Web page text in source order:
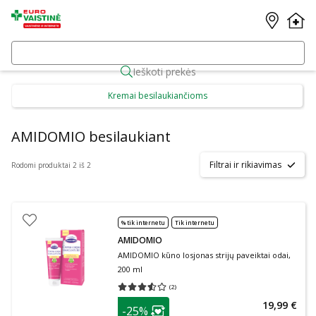
Ieškoti prekės
Kremai besilaukiančioms
AMIDOMIO besilaukiant
Rodomi produktai 2 iš 2 Filtrai ir rikiavimas
% tik internetu Tik internetu
AMIDOMIO
AMIDOMIO kūno losjonas strijų paveiktai odai,
200 ml
(2)
Vidutinis įvertinimas 3.50
patarimas
-25% 19,99 €